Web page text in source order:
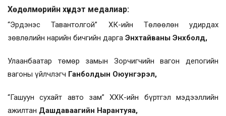
Хөдөлмөрийн хүндэт медалиар:
“Эрдэнэс Тавантолгой” ХК-ийн Төлөөлөн удирдах
зөвлөлийн нарийн бичгийн дарга Энхтайваны Энхболд,
Улаанбаатар төмөр замын Зорчигчийн вагон депогийн
вагоны үйлчлэгч Ганболдын Оюунгэрэл,
“Гашуун сухайт авто зам” ХХК-ийн бүртгэл мэдээллийн
ажилтан Дашдаваагийн Нарантуяа,